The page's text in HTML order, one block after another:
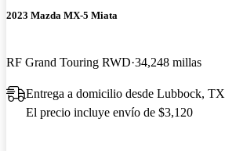
2023 Mazda MX-5 Miata
RF Grand Touring RWD 34,248 millas
Entrega a domicilio desde Lubbock, TX
El precio incluye envío de $3,120